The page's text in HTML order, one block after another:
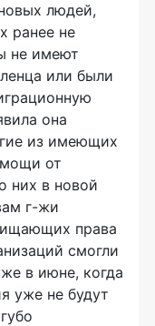
людей,
ранее не
не имеют
или были
она
из имеющих
от
них в новой
г-жи
права
смогли
в июне, когда
уже не будут